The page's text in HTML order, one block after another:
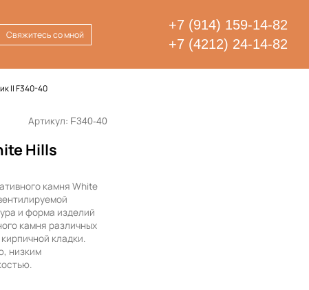
+7 (914) 159-14-82
+7 (4212) 24-14-82
Свяжитесь со мной
II F340-40
Артикул: F340-40
Hills
камня White
и форма изделий
камня различных
кладки.
низким